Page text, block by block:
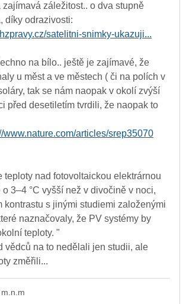
zajímavá záležitost.. o dva stupně
díky odrazivosti:
satelitni-snimky-ukazuji...
na bílo.. ještě je zajímavé, že
u měst a ve městech ( či na polích v
tak se nám naopak v okolí zvýší
před desetiletím tvrdili, že naopak to
www.nature.com/articles/srep35070
teploty nad fotovoltaickou elektrárnou
3–4 °C vyšší než v divočině v noci,
kontrastu s jinými studiemi založenými
naznačovaly, že PV systémy by
teploty. "
vědců na to nedělali jen studii, ale
změřili...